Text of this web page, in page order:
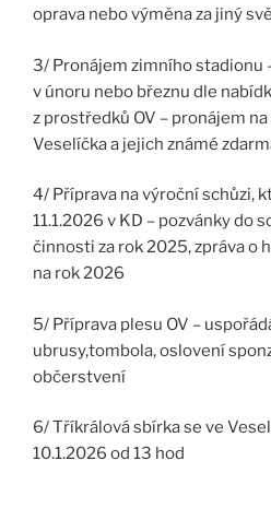
oprava nebo výměna za jiný
3/ Pronájem zimního stadionu
v únoru nebo březnu dle
z prostředků OV – pronájem
Veselíčka a jejich známé
4/ Příprava na výroční schůzi,
11.1.2026 v KD – pozvánky do
činnosti za rok 2025, zpráva o
na rok 2026
5/ Příprava plesu OV –
ubrusy,tombola, oslovení
občerstvení
6/ Tříkrálová sbírka se ve
10.1.2026 od 13 hod